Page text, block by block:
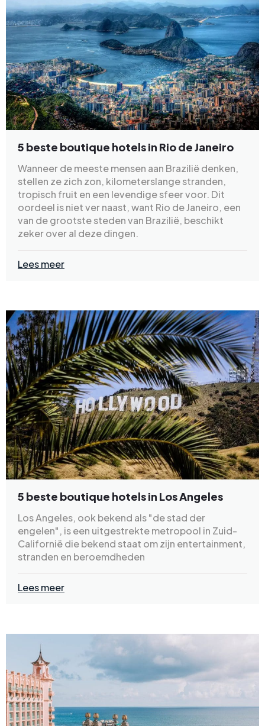
5 beste boutique hotels in Rio de Janeiro
Wanneer de meeste mensen aan Brazilië denken,
stellen ze zich zon, kilometerslange stranden,
tropisch fruit en een levendige sfeer voor. Dit
oordeel is niet ver naast, want Rio de Janeiro, een
van de grootste steden van Brazilië, beschikt
zeker over al deze dingen.
Lees meer
5 beste boutique hotels in Los Angeles
Los Angeles, ook bekend als "de stad der
engelen", is een uitgestrekte metropool in Zuid-
Californië die bekend staat om zijn entertainment,
stranden en beroemdheden
Lees meer